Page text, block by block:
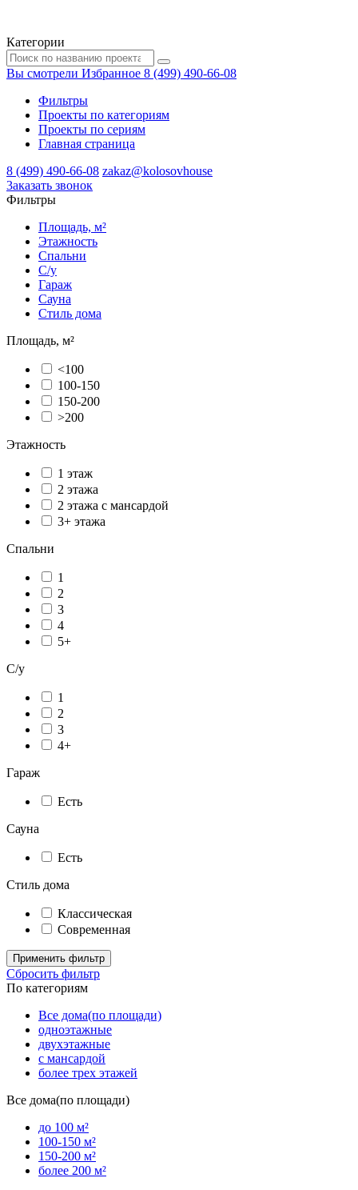
Категории
Вы смотрели Избранное 8 (499) 490-66-08
Фильтры
Проекты по категориям
Проекты по сериям
Главная страница
8 (499) 490-66-08 zakaz@kolosovhouse
3аказать звонок
Фильтры
Площадь, м²
Этажность
Спальни
С/у
Гараж
Сауна
Стиль дома
Площадь, м²
<100
100-150
150-200
>200
Этажность
1 этаж
2 этажа
2 этажа с мансардой
3+ этажа
Спальни
1
2
3
4
5+
С/у
1
2
3
4+
Гараж
Есть
Сауна
Есть
Стиль дома
Классическая
Современная
Применить фильтр
Сбросить фильтр
По категориям
Все дома(по площади)
одноэтажные
двухэтажные
с мансардой
более трех этажей
Все дома(по площади)
до 100 м²
100-150 м²
150-200 м²
более 200 м²